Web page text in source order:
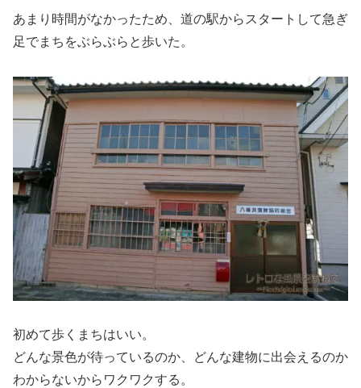
あまり時間がなかったため、道の駅からスタートして急ぎ
足でまちをぶらぶらと歩いた。
初めて歩くまちはいい。
どんな景色が待っているのか、どんな建物に出会えるのか
わからないからワクワクする。